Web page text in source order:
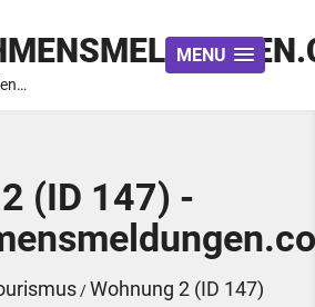
MENU
(ID 147) -
/Wohnung 2 (ID 147)